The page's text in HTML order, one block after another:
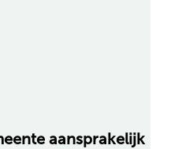
aansprakelijk